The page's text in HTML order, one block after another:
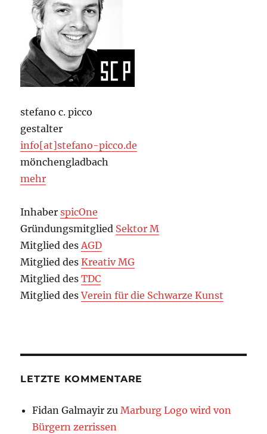
stefano c. picco
gestalter
info[at]stefano-picco.de
mönchengladbach
mehr
InhaberspicOne
Gründungsmitglied Sektor M
Mitglied desAGD
Mitglied desKreativ MG
Mitglied desTDC
Mitglied desVerein für die Schwarze Kunst
LETZTE KOMMENTARE
Fidan Galmayir zuMarburg Logo wird von
Bürgern zerrissen